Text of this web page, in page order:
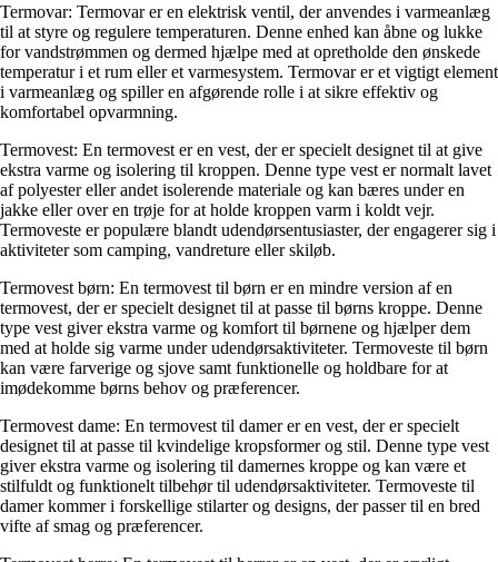
Termovar: Termovar er en elektrisk ventil, der anvendes i varmeanlæg
til at styre og regulere temperaturen. Denne enhed kan åbne og lukke
for vandstrømmen og dermed hjælpe med at opretholde den ønskede
temperatur i et rum eller et varmesystem. Termovar er et vigtigt element
i varmeanlæg og spiller en afgørende rolle i at sikre effektiv og
komfortabel opvarmning.
Termovest: En termovest er en vest, der er specielt designet til at give
ekstra varme og isolering til kroppen. Denne type vest er normalt lavet
af polyester eller andet isolerende materiale og kan bæres under en
jakke eller over en trøje for at holde kroppen varm i koldt vejr.
Termoveste er populære blandt udendørsentusiaster, der engagerer sig i
aktiviteter som camping, vandreture eller skiløb.
Termovest børn: En termovest til børn er en mindre version af en
termovest, der er specielt designet til at passe til børns kroppe. Denne
type vest giver ekstra varme og komfort til børnene og hjælper dem
med at holde sig varme under udendørsaktiviteter. Termoveste til børn
kan være farverige og sjove samt funktionelle og holdbare for at
imødekomme børns behov og præferencer.
Termovest dame: En termovest til damer er en vest, der er specielt
designet til at passe til kvindelige kropsformer og stil. Denne type vest
giver ekstra varme og isolering til damernes kroppe og kan være et
stilfuldt og funktionelt tilbehør til udendørsaktiviteter. Termoveste til
damer kommer i forskellige stilarter og designs, der passer til en bred
vifte af smag og præferencer.